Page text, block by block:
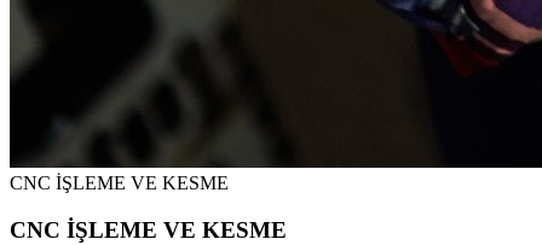
CNC İŞLEME VE KESME
CNC İŞLEME VE KESME